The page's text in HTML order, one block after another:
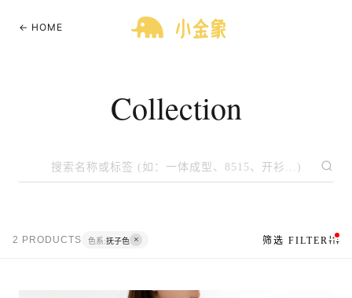
← HOME
Collection
2 PRODUCTS 色系:抚子色 筛选 FILTER